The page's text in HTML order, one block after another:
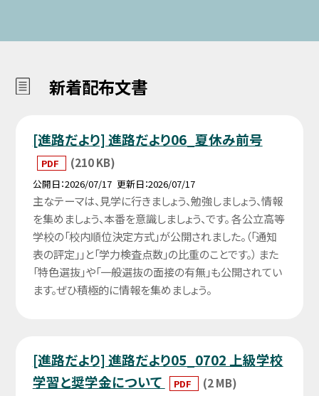
新着配布文書
[進路だより] 進路だより06_夏休み前号
PDF (210 KB)
公開日 2026/07/17 更新日 2026/07/17
主なテーマは、見学に行きましょう、勉強しましょう、情報
を集めましょう、本番を意識しましょう、です。 各公立高等
学校の「校内順位決定方式」が公開されました。（「通知
表の評定」」と「学力検査点数」の比重のことです。） また
「特色選抜」や「一般選抜の面接の有無」も公開されてい
ます。ぜひ積極的に情報を集めましょう。
[進路だより] 進路だより05_0702 上級学校
学習と奨学金について
PDF (2 MB)